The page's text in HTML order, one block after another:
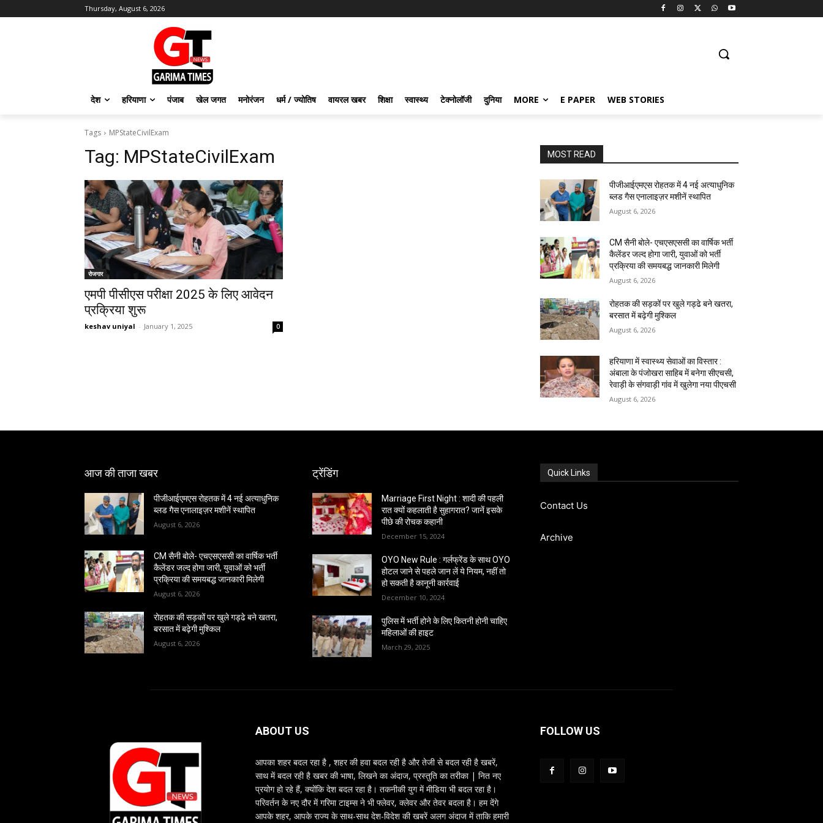
Thursday, August 6, 2026
देश हरियाणा पंजाब खेल जगत मनोरंजन धर्म / ज्योतिष वायरल खबर शिक्षा स्वास्थ्य टेक्नोलॉजी दुनिया MORE E PAPER WEB STORIES
Tags MPStateCivilExam
Tag: MPStateCivilExam
रोजगार
एमपी पीसीएस परीक्षा 2025 के लिए आवेदन
प्रक्रिया शुरू
keshav uniyal - January 1, 2025 0
MOST READ
पीजीआईएमएस रोहतक में 4 नई अत्याधुनिक
ब्लड गैस एनालाइज़र मशीनें स्थापित
August 6, 2026
CM सैनी बोले- एचएसएससी का वार्षिक भर्ती
कैलेंडर जल्द होगा जारी, युवाओं को भर्ती
प्रक्रिया की समयबद्ध जानकारी मिलेगी
August 6, 2026
रोहतक की सड़कों पर खुले गड्ढे बने खतरा,
बरसात में बढ़ेगी मुश्किल
August 6, 2026
हरियाणा में स्वास्थ्य सेवाओं का विस्तार :
अंबाला के पंजोखरा साहिब में बनेगा सीएचसी,
रेवाड़ी के संगवाड़ी गांव में खुलेगा नया पीएचसी
August 6, 2026
आज की ताजा खबर
पीजीआईएमएस रोहतक में 4 नई अत्याधुनिक
ब्लड गैस एनालाइज़र मशीनें स्थापित
August 6, 2026
CM सैनी बोले- एचएसएससी का वार्षिक भर्ती
कैलेंडर जल्द होगा जारी, युवाओं को भर्ती
प्रक्रिया की समयबद्ध जानकारी मिलेगी
August 6, 2026
रोहतक की सड़कों पर खुले गड्ढे बने खतरा,
बरसात में बढ़ेगी मुश्किल
August 6, 2026
ट्रेंडिंग
Marriage First Night : शादी की पहली
रात क्यों कहलाती है सुहागरात? जानें इसके
पीछे की रोचक कहानी
December 15, 2024
OYO New Rule : गर्लफ्रेंड के साथ OYO
होटल जाने से पहले जान लें ये नियम, नहीं तो
हो सकती है कानूनी कार्रवाई
December 10, 2024
पुलिस में भर्ती होने के लिए कितनी होनी चाहिए
महिलाओं की हाइट
March 29, 2025
Quick Links
Contact Us
Archive
ABOUT US
आपका शहर बदल रहा है , शहर की हवा बदल रही है और तेजी से बदल रही है खबरें,
साथ में बदल रही है खबर की भाषा, लिखने का अंदाज, प्रस्तुति का तरीका | नित नए
प्रयोग हो रहे हैं, क्योंकि देश बदल रहा है। तकनीकी युग में मीडिया भी बदल रहा है।
परिवर्तन के नए दौर में गरिमा टाइम्स ने भी फ्लेवर, क्लेवर और तेवर बदला है। हम देंगे
आपके शहर, आपके राज्य के साथ-साथ देश-विदेश की खबरें अलग अंदाज में ताकि हमारी
FOLLOW US